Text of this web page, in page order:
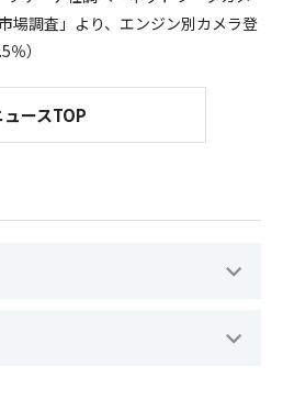
場調査」より、エンジン別カメラ登
）
ュースTOP